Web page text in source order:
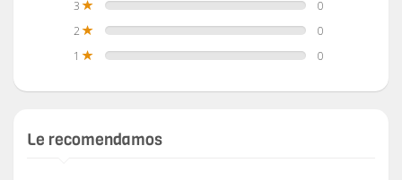
3
0
2
0
1
0
Le recomendamos